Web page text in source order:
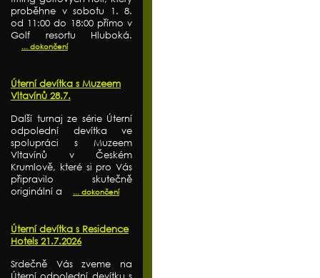
proběhne v sobotu 1. 8.
od 11:00 do 18:00 přímo v
Golf resortu Hluboká.
... dokončení
Úterní devítka s Muzeem
Vltavínů 28.7.
Další turnaj ze série Úterní
odpolední devítka ve
spolupráci s Muzeem
Vltavínů v Českém
Krumlově, které si pro Vás
připravilo skutečně
originální a
... dokončení
Úterní devítka s Residence
Hotels 21.7.2026
Srdečně Vás zveme na